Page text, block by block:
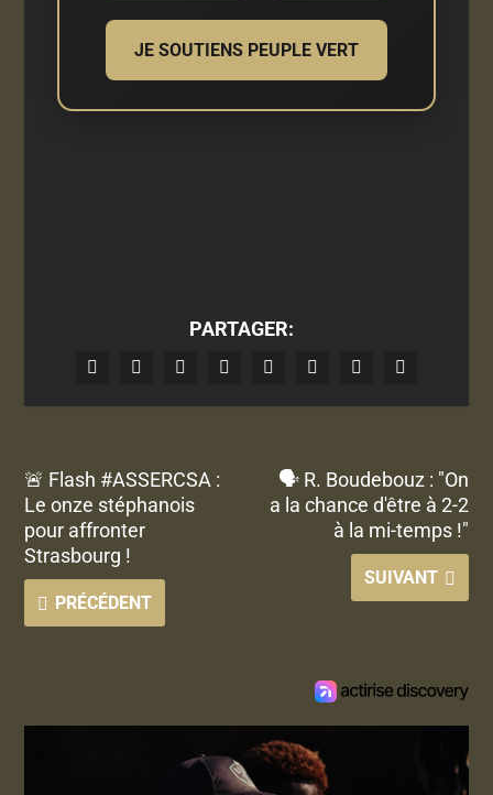
JE SOUTIENS PEUPLE VERT
PARTAGER:
🚨 Flash #ASSERCSA :
Le onze stéphanois
pour affronter
Strasbourg !
PRÉCÉDENT
🗣 R. Boudebouz : "On
a la chance d'être à 2-2
à la mi-temps !"
SUIVANT